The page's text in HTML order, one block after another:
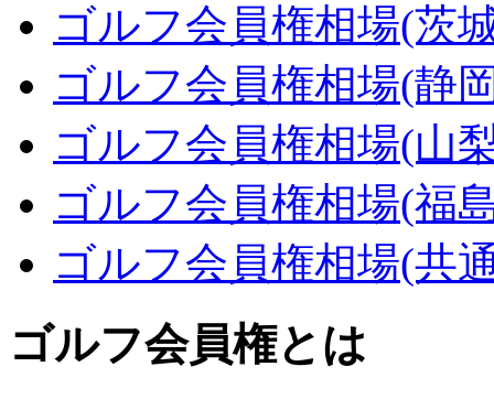
ゴルフ会員権相場(茨
ゴルフ会員権相場(静
ゴルフ会員権相場(山
ゴルフ会員権相場(福
ゴルフ会員権相場(共
ゴルフ会員権とは